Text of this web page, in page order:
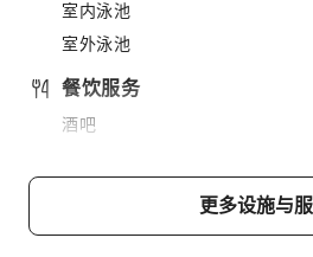
室内泳池
室外泳池
餐饮服务
酒吧
更多设施与